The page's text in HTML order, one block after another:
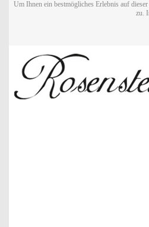
Um Ihnen ein bestmögliches Erlebnis auf
zu.